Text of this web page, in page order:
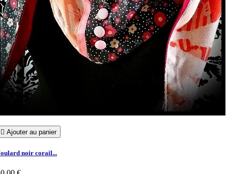
 Ajouter au panier
noir corail...